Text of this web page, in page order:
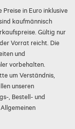
in Euro inklusive
kaufmännisch
Gültig nur
Vorrat reicht. Die
und
vorbehalten.
um Verständnis,
unseren
, Bestell- und